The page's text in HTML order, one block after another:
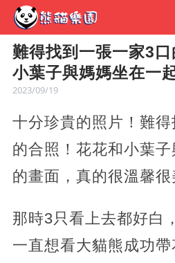
難得找到一張一家3
小葉子與媽媽坐在一
2023/09/19
十分珍貴的照片！難
的合照！花花和小葉
的畫面，真的很溫馨很
那時3只看上去都好白
一直想看大貓熊成功